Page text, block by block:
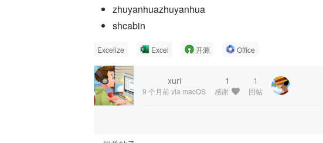
zhuyanhuazhuyanhua
shcabin
Excelize Excel 开源 Office
xuri
9 个月前via macOS
1
感谢
1
回帖